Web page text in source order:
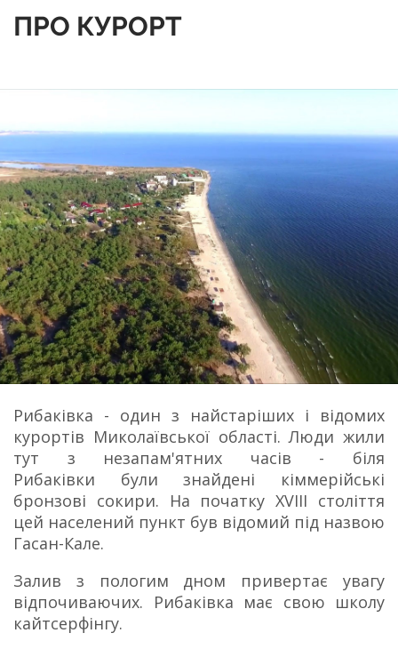
ПРО КУРОРТ
Рибаківка - один з найстаріших і відомих
курортів Миколаївської області. Люди жили
тут з незапам'ятних часів - біля
Рибаківки були знайдені кіммерійські
бронзові сокири. На початку ХVIII століття
цей населений пункт був відомий під назвою
Гасан-Кале.
Залив з пологим дном привертає увагу
відпочиваючих. Рибаківка має свою школу
кайтсерфінгу.